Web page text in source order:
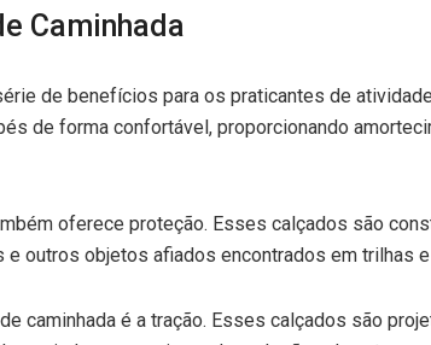
Caminhada
de benefícios para os praticantes de
de forma confortável, proporcionando
oferece proteção. Esses calçados são
outros objetos afiados encontrados em trilhas
caminhada é a tração. Esses calçados são